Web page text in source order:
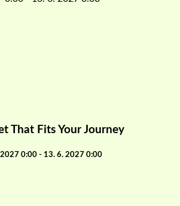
That Fits Your Journey
2027 0:00 - 13. 6. 2027 0:00